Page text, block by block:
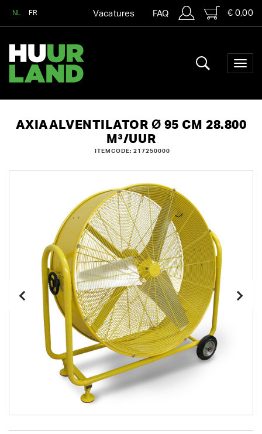
NL FR Vacatures FAQ € 0,00
AXIAALVENTILATOR Ø 95 CM 28.800
M³/UUR
ITEMCODE: 217250000